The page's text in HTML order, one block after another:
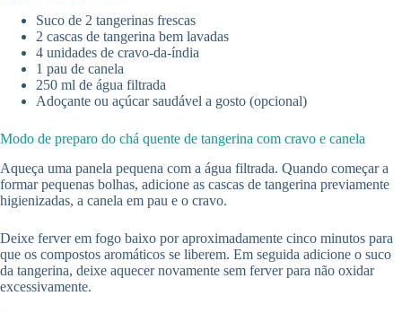
Suco de 2 tangerinas frescas
2 cascas de tangerina bem lavadas
4 unidades de cravo-da-índia
1 pau de canela
250 ml de água filtrada
Adoçante ou açúcar saudável a gosto (opcional)
Modo de preparo do chá quente de tangerina com cravo e canela
Aqueça uma panela pequena com a água filtrada. Quando começar a
formar pequenas bolhas, adicione as cascas de tangerina previamente
higienizadas, a canela em pau e o cravo.
Deixe ferver em fogo baixo por aproximadamente cinco minutos para
que os compostos aromáticos se liberem. Em seguida adicione o suco
da tangerina, deixe aquecer novamente sem ferver para não oxidar
excessivamente.